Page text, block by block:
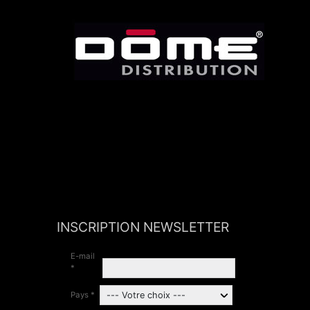
INSCRIPTION NEWSLETTER
E-mail
*
Pays *